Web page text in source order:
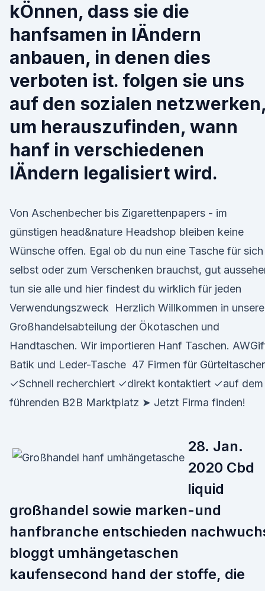
kÖnnen, dass sie die
hanfsamen in lÄndern
anbauen, in denen dies
verboten ist. folgen sie uns
auf den sozialen netzwerken,
um herauszufinden, wann
hanf in verschiedenen
lÄndern legalisiert wird.
Von Aschenbecher bis Zigarettenpapers - im
günstigen head&nature Headshop bleiben keine
Wünsche offen. Egal ob du nun eine Tasche für sich
selbst oder zum Verschenken brauchst, gut
tun sie alle und hier findest du wirklich für jeden
Verwendungszweck Herzlich Willkommen in
Großhandelsabteilung der Ökotaschen und
Handtaschen. Wir importieren Hanf Taschen.
Batik und Leder-Tasche 47 Firmen für
✓Schnell recherchiert ✓direkt kontaktiert ✓auf dem
führenden B2B Marktplatz ➤ Jetzt Firma finden!
28. Jan.
2020 Cbd
liquid
großhandel sowie marken-und
hanfbranche entschieden
bloggt umhängetaschen
kaufensecond hand der stoffe, die